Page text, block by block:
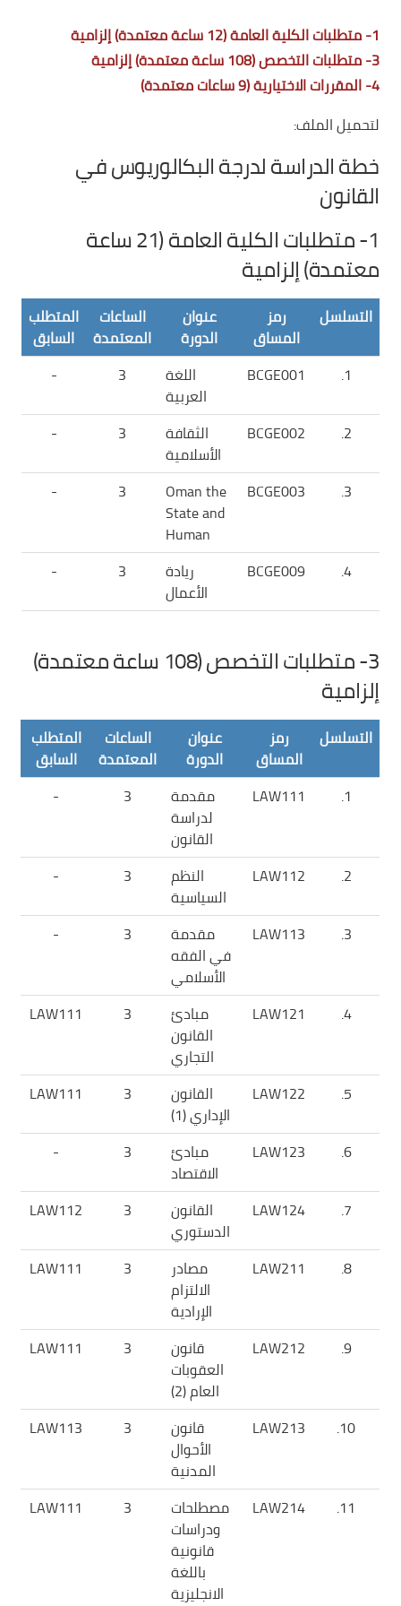
1- متطلبات الكلية العامة (12 ساعة معتمدة) إلزامية
3- متطلبات التخصص (108 ساعة معتمدة) إلزامية
4- المقررات الاختيارية (9 ساعات معتمدة)
لتحميل الملف:
خطة الدراسة لدرجة البكالوريوس في
القانون
1- متطلبات الكلية العامة (21 ساعة
معتمدة) إلزامية
التسلسل
رمز
المساق
عنوان
الدورة
الساعات
المعتمدة
المتطلب
السابق
1.
BCGE001
اللغة
العربية
3
-
2.
BCGE002
الثقافة
الأسلامية
3
-
3.
BCGE003
Oman the
State and
Human
3
-
4.
BCGE009
ريادة
الأعمال
3
-
3- متطلبات التخصص (108 ساعة معتمدة)
إلزامية
التسلسل
رمز
المساق
عنوان
الدورة
الساعات
المعتمدة
المتطلب
السابق
1.
LAW111
مقدمة
لدراسة
القانون
3
-
2.
LAW112
النظم
السياسية
3
-
3.
LAW113
مقدمة
في الفقه
الأسلامي
3
-
4.
LAW121
مبادئ
القانون
التجاري
3
LAW111
5.
LAW122
القانون
الإداري (1)
3
LAW111
6.
LAW123
مبادئ
الاقتصاد
3
-
7.
LAW124
القانون
الدستوري
3
LAW112
8.
LAW211
مصادر
الالتزام
الإرادية
3
LAW111
9.
LAW212
قانون
العقوبات
العام (2)
3
LAW111
10.
LAW213
قانون
الأحوال
المدنية
3
LAW113
11.
LAW214
مصطلحات
ودراسات
قانونية
باللغة
الانجليزية
3
LAW111